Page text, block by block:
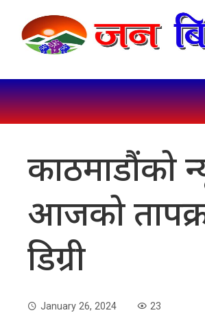
काठमाडौंको
आजको
डिग्री
January 26, 2024 23